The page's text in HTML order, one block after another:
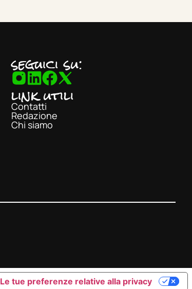
seguici su:
link utili
Contatti
Redazione
Chi siamo
Le tue preferenze relative alla privacy